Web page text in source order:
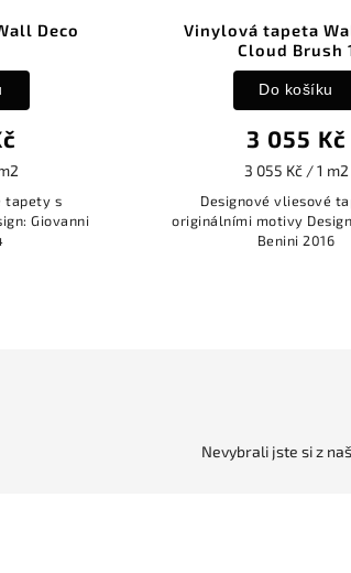
Deco
tapety s
Giovanni
Vinylová tapeta
Cloud Brush
3 055 Kč
3 055 Kč / 1 m2
Do košíku
Designové vliesové
originálními motivy
Benini 2016
Nevybrali jste si z